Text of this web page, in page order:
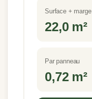
Surface + marge
22,0m²
Par panneau
0,72m²